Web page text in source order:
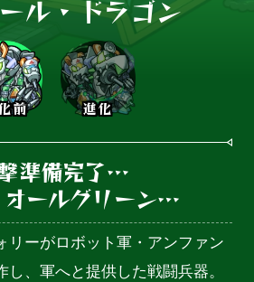
ル・ドラゴン
前 進化
準備完了…
ールグリーン…
リーがロボット軍・アンファン
し、軍へと提供した戦闘兵器。